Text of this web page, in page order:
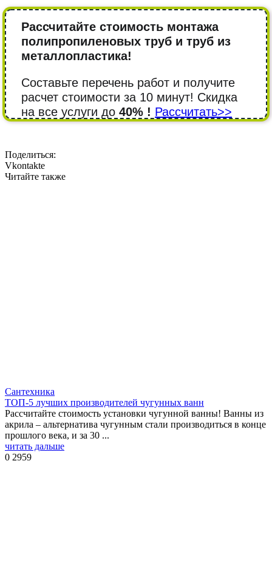
Рассчитайте стоимость монтажа
полипропиленовых труб и труб из
металлопластика!
Составьте перечень работ и получите
расчет стоимости за 10 минут! Cкидка
на все услуги до 40% ! Рассчитать>>
Поделиться:
Vkontakte
Читайте также
Сантехника
ТОП-5 лучших производителей чугунных ванн
Рассчитайте стоимость установки чугунной ванны! Ванны из
акрила – альтернатива чугунным стали производиться в конце
прошлого века, и за 30 ...
читать дальше
0 2959